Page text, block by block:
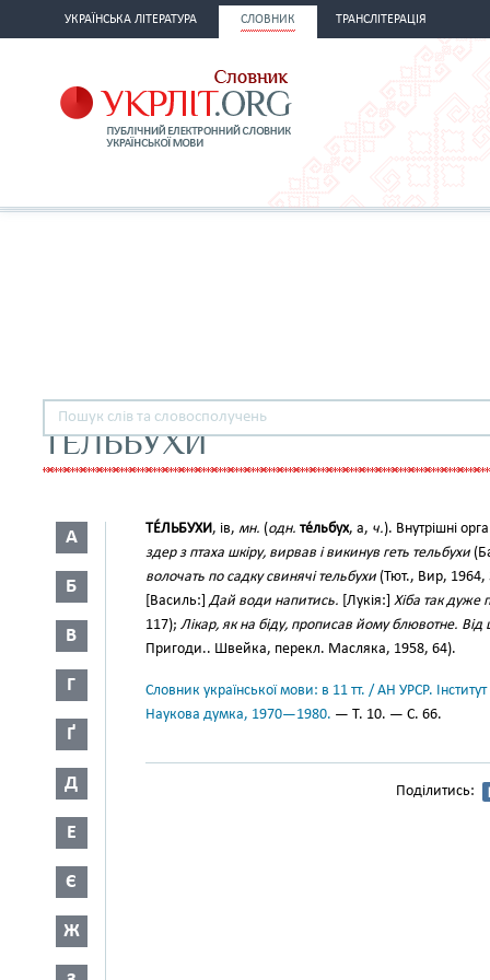
УКРАЇНСЬКА ЛІТЕРАТУРА СЛОВНИК ТРАНСЛІТЕРАЦІЯ
ТЕЛЬБУХИ
А
Б
В
Г
Ґ
Д
Е
Є
Ж
ТЕ́ЛЬБУХИ, ів, мн. (одн. те́льбух, а, ч.). Внутрішні
здер з птаха шкіру, вирвав і викинув геть тельбухи
волочать по садку свинячі тельбухи (Тют., Вир,
[Василь:]Дай води напитись. [Лукія:] Хіба так дуже
117); Лікар, як на біду, прописав йому блювотне. Від
Пригоди.. Швейка, перекл. Масляка, 1958, 64).
Словник української мови: в 11 тт. / АН УРСР.
Наукова думка, 1970—1980. — Т. 10. — С. 66.
Поділитись: